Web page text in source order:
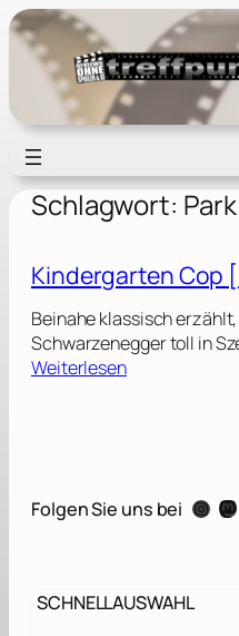
Zum
Inhalt
springen
Schlagwort:
Kindergarten Cop
Beinahe klassisch
Schwarzenegger toll in
Weiterlesen:
r
t
Folgen Sie uns bei Instagram Mastodon
SCHNELLAUSWAHL